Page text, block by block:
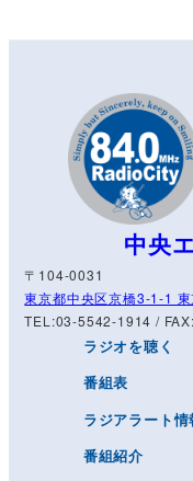
中央
〒104-0031
東京都中央区京橋3-1-1
TEL:03-5542-1914 /
ラジオを聴く
番組表
ラジアラート情
番組紹介